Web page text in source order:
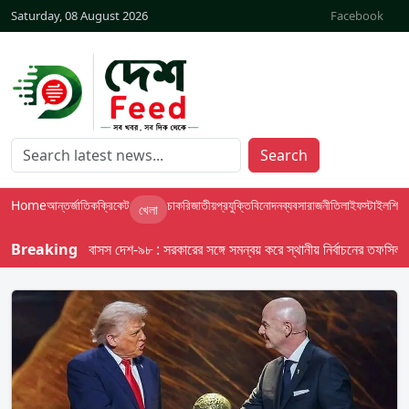
Saturday, 08 August 2026 Facebook
Search
Homeআন্তর্জাতিকক্রিকেট খেলা চাকরিজাতীয়প্রযুক্তিবিনোদনব্যবসারাজনীতিলাইফস্টাইলশিক্ষা
Breakingবাসস দেশ-৯৮ : সরকারের সঙ্গে সমন্বয় করে স্থানীয় নির্বাচনের তফসিল